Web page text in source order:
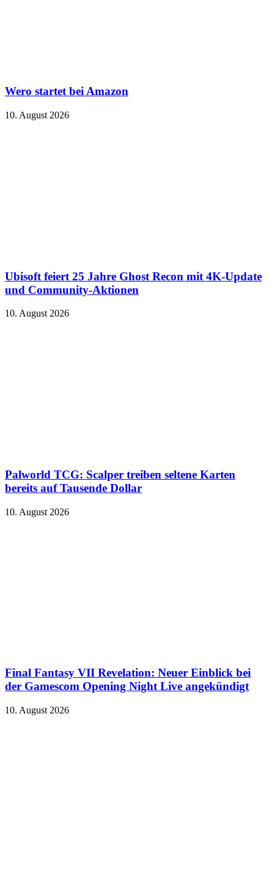
Wero startet bei Amazon
10. August 2026
Ubisoft feiert 25 Jahre Ghost Recon mit 4K-Update
und Community-Aktionen
10. August 2026
Palworld TCG: Scalper treiben seltene Karten
bereits auf Tausende Dollar
10. August 2026
Final Fantasy VII Revelation: Neuer Einblick bei
der Gamescom Opening Night Live angekündigt
10. August 2026